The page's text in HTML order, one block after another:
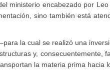
ministerio encabezado por
sino también está
la cual se realizó una
y, consecuentemente,
la materia prima hacia